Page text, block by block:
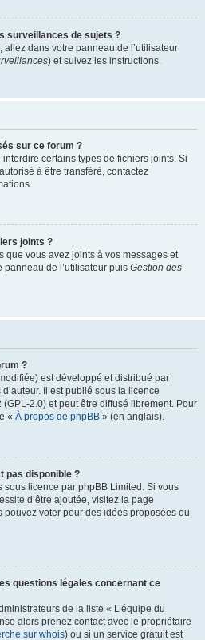
surveillances de sujets ?
dans votre panneau de l’utilisateur
) et suivez les instructions.
sur ce forum ?
interdire certains types de fichiers joints. Si
à être transféré, contactez
joints ?
que vous avez joints à vos messages et
de l’utilisateur puis Gestion des
?
est développé et distribué par
Il est publié sous la licence
2.0) et peut être diffusé librement. Pour
« À propos de phpBB » (en anglais).
pas disponible ?
licence par phpBB Limited. Si vous
d’être ajoutée, visitez la page
pouvez voter pour des idées proposées ou
questions légales concernant ce
de la liste « L’équipe du
alors prenez contact avec le propriétaire
sur whois) ou si un service gratuit est